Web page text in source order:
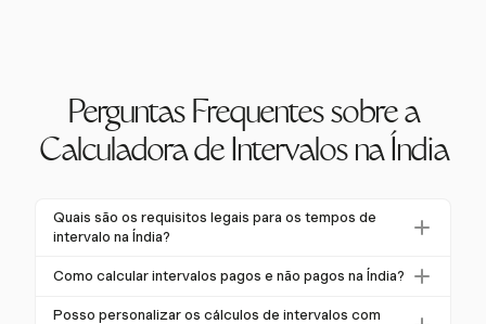
Perguntas Frequentes sobre a
Calculadora de Intervalos na Índia
Quais são os requisitos legais para os tempos de
intervalo na Índia?
Na Índia, a Lei das Fábricas de 1948 exige um
trabalho. As Leis de Lojas e Estabelecimentos na
Como calcular intervalos pagos e não pagos na Índia?
Intervalos pagos e não pagos dependem do contrato
Posso personalizar os cálculos de intervalos com